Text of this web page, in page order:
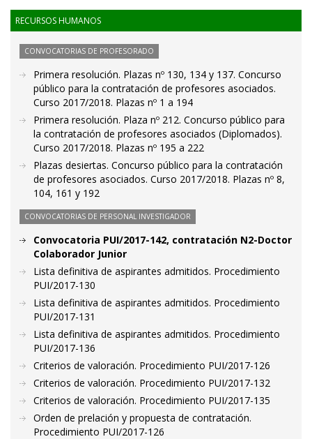
RECURSOS HUMANOS
CONVOCATORIAS DE PROFESORADO
Primera resolución. Plazas nº 130, 134 y 137. Concurso
público para la contratación de profesores asociados.
Curso 2017/2018. Plazas nº 1 a 194
Primera resolución. Plaza nº 212. Concurso público para
la contratación de profesores asociados (Diplomados).
Curso 2017/2018. Plazas nº 195 a 222
Plazas desiertas. Concurso público para la contratación
de profesores asociados. Curso 2017/2018. Plazas nº 8,
104, 161 y 192
CONVOCATORIAS DE PERSONAL INVESTIGADOR
Convocatoria PUI/2017-142, contratación N2-Doctor
Colaborador Junior
Lista definitiva de aspirantes admitidos. Procedimiento
PUI/2017-130
Lista definitiva de aspirantes admitidos. Procedimiento
PUI/2017-131
Lista definitiva de aspirantes admitidos. Procedimiento
PUI/2017-136
Criterios de valoración. Procedimiento PUI/2017-126
Criterios de valoración. Procedimiento PUI/2017-132
Criterios de valoración. Procedimiento PUI/2017-135
Orden de prelación y propuesta de contratación.
Procedimiento PUI/2017-126